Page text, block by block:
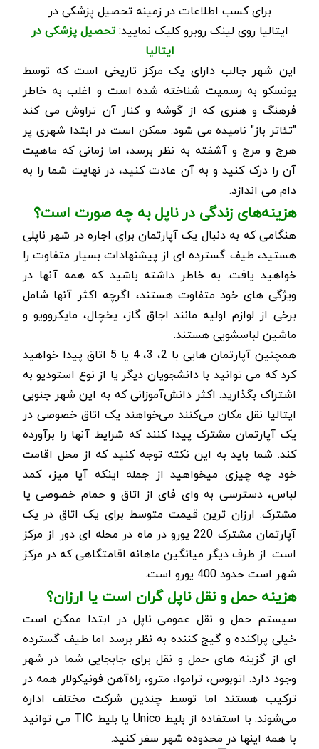
برای کسب اطلاعات در زمینه تحصیل پزشکی در
ایتالیا روی لینک روبرو کلیک نمایید:تحصیل پزشکی در
ایتالیا
این شهر جالب دارای یک مرکز تاریخی است که توسط
یونسکو به رسمیت شناخته شده است و اغلب به خاطر
فرهنگ و هنری که از گوشه و کنار آن تراوش می کند
"تئاتر باز" نامیده می شود. ممکن است در ابتدا شهری پر
هرج و مرج و آشفته به نظر برسد، اما زمانی که ماهیت
آن را درک کنید و به آن عادت کنید، در نهایت شما را به
دام می اندازد.
هزینه‌های زندگی در ناپل به چه صورت است؟
هنگامی که به دنبال یک آپارتمان برای اجاره در شهر ناپلی
هستید، طیف گسترده ای از پیشنهادات بسیار متفاوت را
خواهید یافت. به خاطر داشته باشید که همه آنها در
ویژگی های خود متفاوت هستند، اگرچه اکثر آنها شامل
برخی از لوازم اولیه مانند اجاق گاز، یخچال، مایکروویو و
ماشین لباسشویی هستند.
همچنین آپارتمان هایی با 2، 3، 4 یا 5 اتاق پیدا خواهید
کرد که می توانید با دانشجویان دیگر یا از نوع استودیو به
اشتراک بگذارید. اکثر دانش‌آموزانی که به این شهر جنوبی
ایتالیا نقل مکان می‌کنند می‌خواهند یک اتاق خصوصی در
یک آپارتمان مشترک پیدا کنند که شرایط آنها را برآورده
کند. شما باید به این نکته توجه کنید که از محل اقامت
خود چه چیزی می­خواهید از جمله اینکه آیا میز، کمد
لباس، دسترسی به وای فای از اتاق و حمام خصوصی یا
مشترک. ارزان ترین قیمت متوسط برای یک اتاق در یک
آپارتمان مشترک 220 یورو در ماه در محله ای دور از مرکز
است. از طرف دیگر میانگین ماهانه اقامتگاهی که در مرکز
شهر است حدود 400 یورو است.
هزینه حمل و نقل ناپل گران است یا ارزان؟
سیستم حمل و نقل عمومی ناپل در ابتدا ممکن است
خیلی پراکنده و گیج کننده به نظر برسد اما طیف گسترده
ای از گزینه های حمل و نقل برای جابجایی شما در شهر
وجود دارد. اتوبوس، تراموا، مترو، راه‌آهن فونیکولار همه در
ترکیب هستند اما توسط چندین شرکت مختلف اداره
می‌شوند. با استفاده از بلیطUnico یا بلیط TIC می توانید
با همه اینها در محدوده شهر سفر کنید.